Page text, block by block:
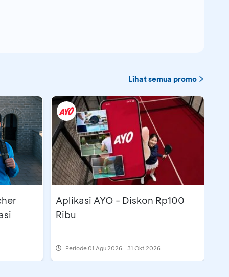
Lihat semua promo
Aplikasi AYO - Diskon Rp100
Ribu
Periode01 Agu 2026 - 31 Okt 2026